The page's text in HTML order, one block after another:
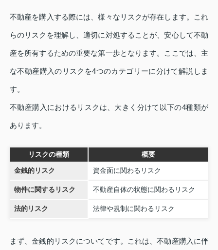
不動産を購入する際には、様々なリスクが存在します。これ
らのリスクを理解し、適切に対処することが、安心して不動
産を所有するための重要な第一歩となります。ここでは、主
な不動産購入のリスクを4つのカテゴリーに分けて解説しま
す。
不動産購入におけるリスクは、大きく分けて以下の4種類が
あります。
リスクの種類 概要
金銭的リスク 資金面に関わるリスク
物件に関するリスク 不動産自体の状態に関わるリスク
法的リスク 法律や規制に関わるリスク
まず、金銭的リスクについてです。これは、不動産購入に伴